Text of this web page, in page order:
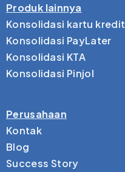
Produk lainnya
Konsolidasi kartu kredit
Konsolidasi PayLater
Konsolidasi KTA
Konsolidasi Pinjol
Perusahaan
Kontak
Blog
Success Story